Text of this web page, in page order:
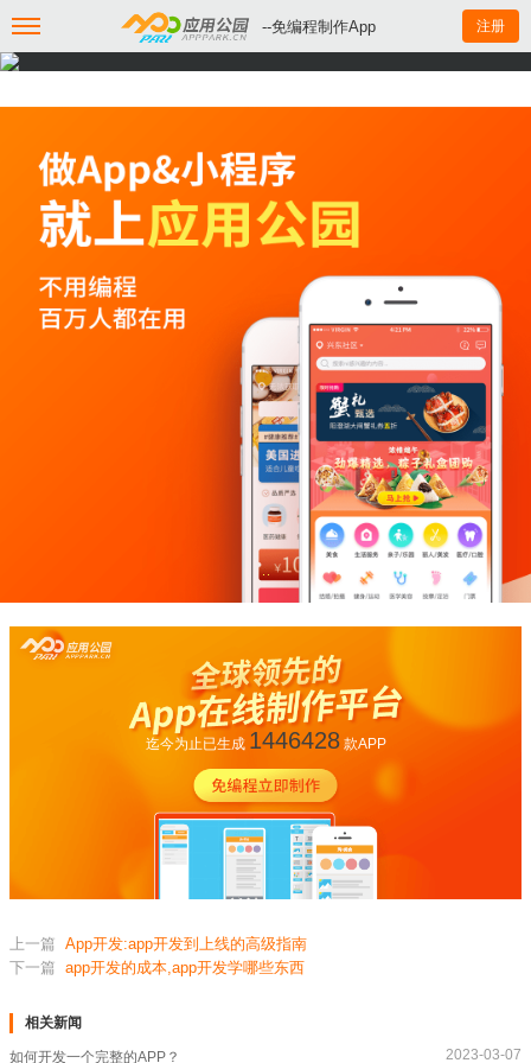
--免编程制作App 注册
迄今为止已生成 1446428款APP
上一篇 App开发:app开发到上线的高级指南
下一篇 app开发的成本,app开发学哪些东西
相关新闻
如何开发一个完整的APP？ 2023-03-07